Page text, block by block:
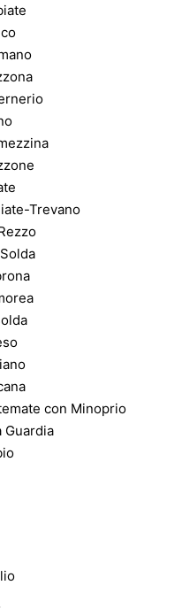
Trevano
con Minoprio
Guardia